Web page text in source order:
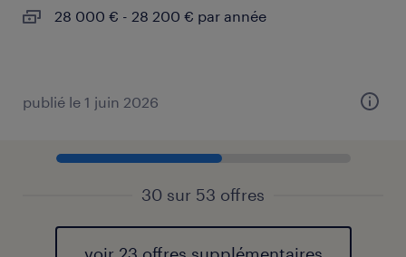
28 000 € - 28 200 € par année
publié le 1 juin 2026
30 sur 53 offres